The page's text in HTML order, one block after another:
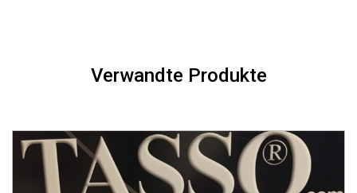
Verwandte Produkte